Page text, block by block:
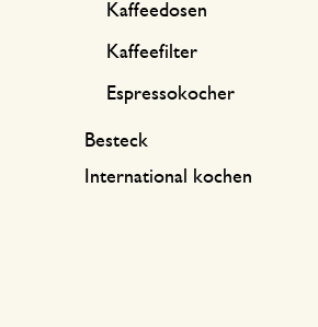
Kaffeedosen
Kaffeefilter
Espressokocher
Besteck
International kochen